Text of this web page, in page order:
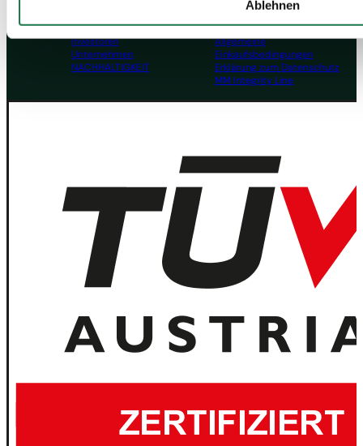
Ablehnen
Menschen
Investoren
Unternehmen
NACHHALTIGKEIT
Impressum
Geschäftsbedingungen
Allgemeine
Einkaufsbedingungen
Erklärung zum Datenschutz
MM Integrity Line